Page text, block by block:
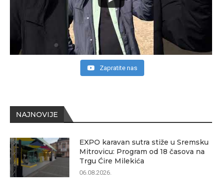
NAJNOVIJE
EXPO karavan sutra stiže u Sremsku
Mitrovicu: Program od 18 časova na
Trgu Ćire Milekića
06.08.2026.
Zapratite nas